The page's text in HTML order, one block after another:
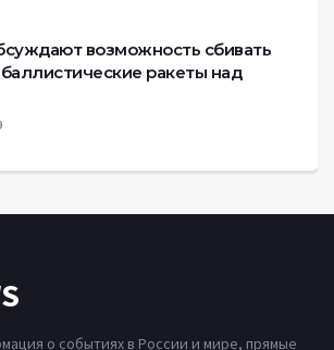
возможность сбивать
ракеты над
о событиях в России и мире, прямые